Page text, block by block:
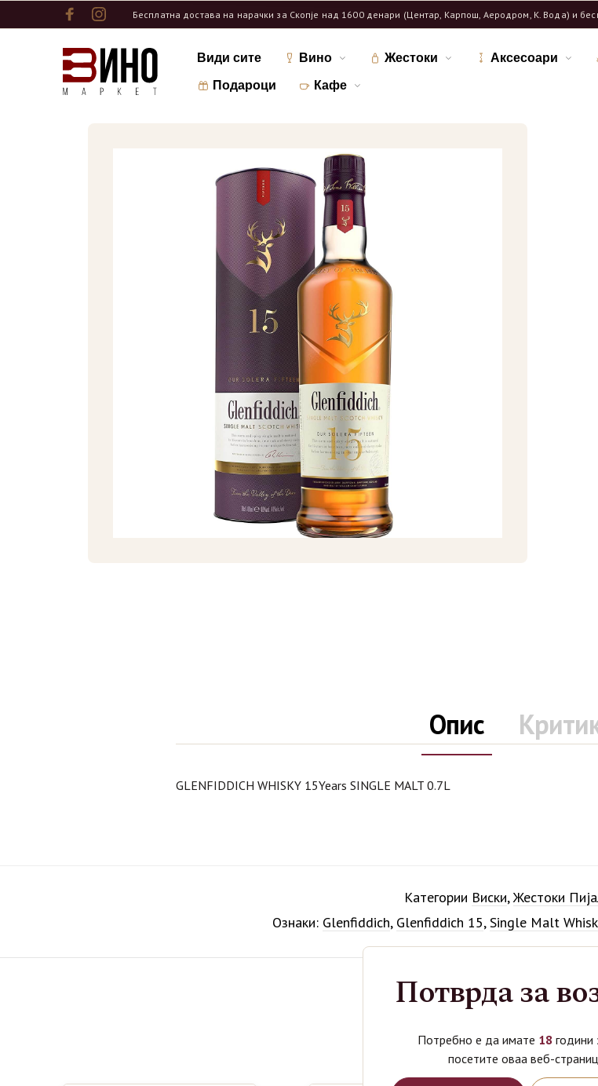
Бесплатна достава на нарачки за Скопје над 1600 денари (Центар, Карпош, Аеродром, К. Вода) и
Види сите Вино Жестоки Аксесоари
Подароци Кафе
Опис
GLENFIDDICH WHISKY 15Years SINGLE MALT 0.7L
Категории Виски,Жестоки
Ознаки: Glenfiddich, Glenfiddich 15,Single Malt
Поврзани
Потврда за
Потребно е да имате 18 години
посетите оваа веб-